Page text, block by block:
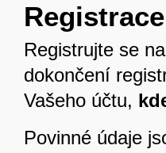
Registrujte se
dokončení
Vašeho účtu,
Povinné údaje